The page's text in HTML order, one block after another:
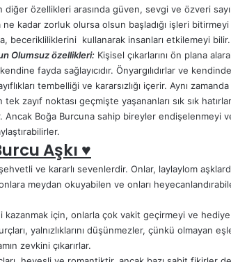
diğer özellikleri arasında güven, sevgi ve özveri
ne kadar zorluk olursa olsun başladığı işleri
becerikliliklerini kullanarak insanları etkilemeyi bilir.
Olumsuz özellikleri: Kişisel çıkarlarını ön plana
fayda sağlayıcıdır. Önyargılıdırlar ve
tembelliği ve kararsızlığı içerir. Aynı
zayıf noktası geçmişte yaşananları sık sık
Ancak Boğa Burcuna sahip bireyler endişelenmeyi
Aşkı ♥
ve kararlı sevenlerdir. Onlar, laylaylom
meydan okuyabilen ve onları
kazanmak için, onlarla çok vakit geçirmeyi ve hediye
yalnızlıklarını düşünmezler, çünkü olmayan
zevkini çıkarırlar.